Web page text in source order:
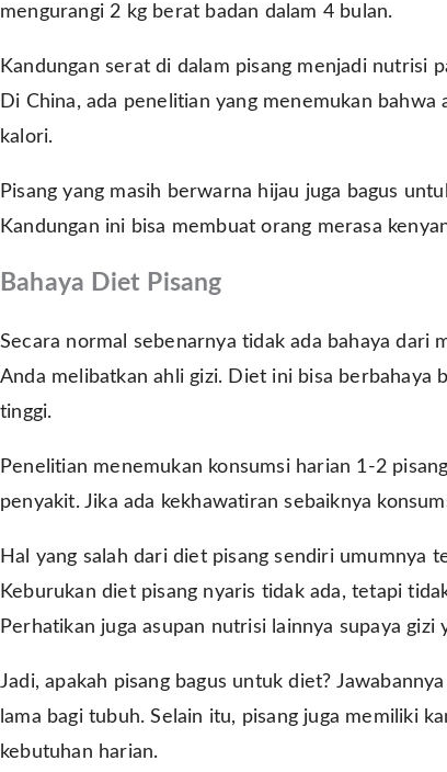
mengurangi 2 kg berat badan dalam 4 bulan.
Kandungan serat di dalam pisang menjadi nutrisi
Di China, ada penelitian yang menemukan
kalori.
Pisang yang masih berwarna hijau juga bagus
Kandungan ini bisa membuat orang merasa
Bahaya Diet Pisang
Secara normal sebenarnya tidak ada bahaya dari
Anda melibatkan ahli gizi. Diet ini bisa berbahaya
tinggi.
Penelitian menemukan konsumsi harian 1-2
penyakit. Jika ada kekhawatiran sebaiknya
Hal yang salah dari diet pisang sendiri umumnya
Keburukan diet pisang nyaris tidak ada, tetapi
Perhatikan juga asupan nutrisi lainnya supaya gizi
Jadi, apakah pisang bagus untuk diet?
lama bagi tubuh. Selain itu, pisang juga memiliki
kebutuhan harian.